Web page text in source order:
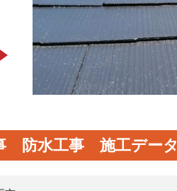
防水工事 施工データ